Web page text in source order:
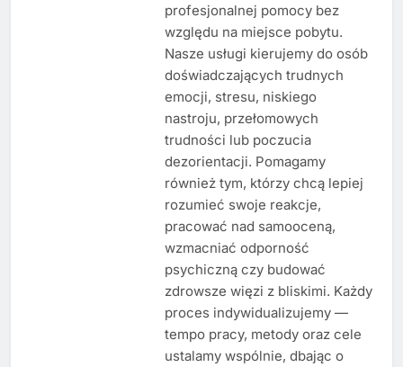
profesjonalnej pomocy bez
względu na miejsce pobytu.
Nasze usługi kierujemy do osób
doświadczających trudnych
emocji, stresu, niskiego
nastroju, przełomowych
trudności lub poczucia
dezorientacji. Pomagamy
również tym, którzy chcą lepiej
rozumieć swoje reakcje,
pracować nad samooceną,
wzmacniać odporność
psychiczną czy budować
zdrowsze więzi z bliskimi. Każdy
proces indywidualizujemy —
tempo pracy, metody oraz cele
ustalamy wspólnie, dbając o